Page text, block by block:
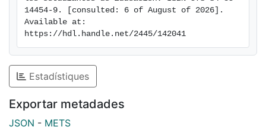
relacionados con educación (Formación del
profesorado, pedagogía, magisterio, educación social,
a toda la comunidad académica para la posible
adaptación a diversos contextos.
14454-9. [consulted: 6 of August of 2026].
Available at:
https://hdl.handle.net/2445/142041
Estadístiques
Exportar metadades
JSON - METS